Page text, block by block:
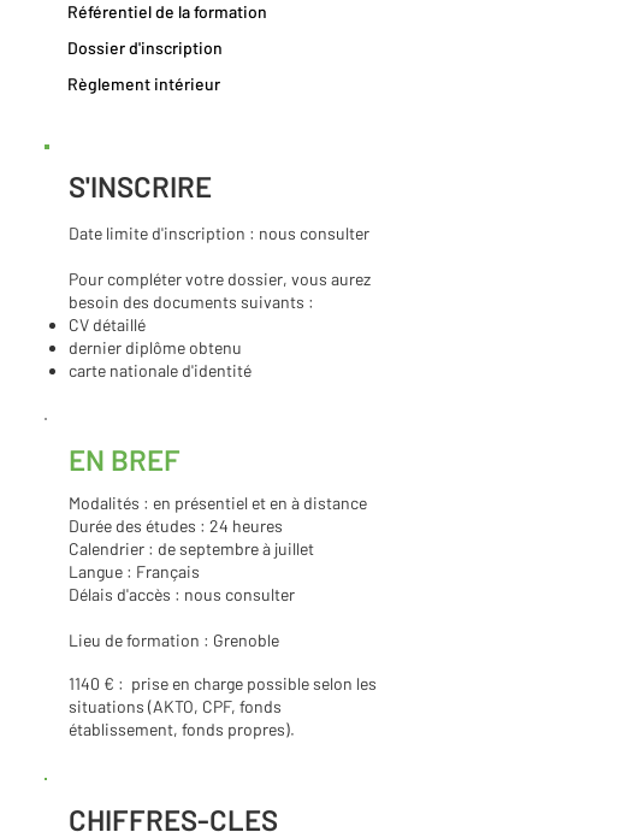
Référentiel de la formation
Dossier d'inscription
Règlement intérieur
S'INSCRIRE
Date limite d'inscription : nous consulter
Pour compléter votre dossier, vous aurez
besoin des documents suivants :
CV détaillé
dernier diplôme obtenu
carte nationale d'identité
EN BREF
Modalités : en présentiel et en à distance
Durée des études : 24 heures
Calendrier : de septembre à juillet
Langue : Français
Délais d'accès : nous consulter
Lieu de formation : Grenoble
1140 € : prise en charge possible selon les
situations (AKTO, CPF, fonds
établissement, fonds propres).
CHIFFRES-CLES